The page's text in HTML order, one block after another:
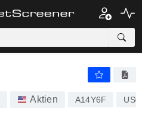
Aktien A14Y6F